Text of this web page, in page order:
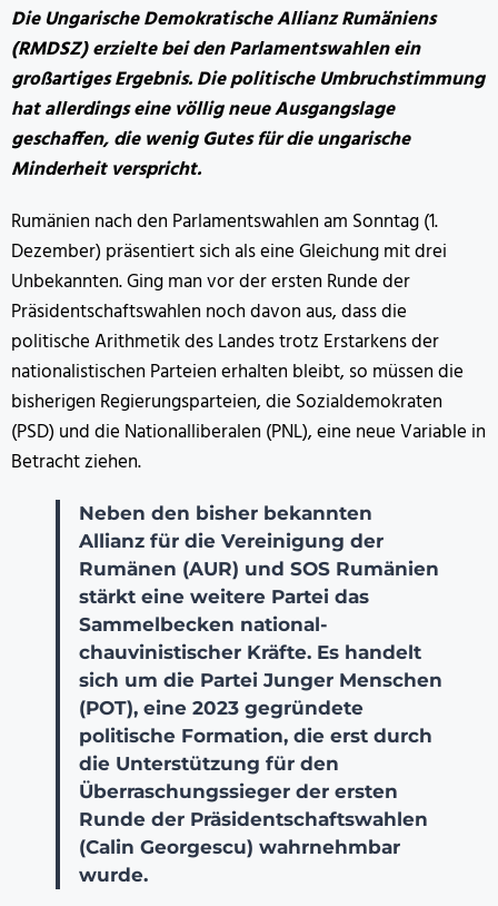
Die Ungarische Demokratische Allianz Rumäniens
(RMDSZ) erzielte bei den Parlamentswahlen ein
großartiges Ergebnis. Die politische Umbruchstimmung
hat allerdings eine völlig neue Ausgangslage
geschaffen, die wenig Gutes für die ungarische
Minderheit verspricht.
Rumänien nach den Parlamentswahlen am Sonntag (1.
Dezember) präsentiert sich als eine Gleichung mit drei
Unbekannten. Ging man vor der ersten Runde der
Präsidentschaftswahlen noch davon aus, dass die
politische Arithmetik des Landes trotz Erstarkens der
nationalistischen Parteien erhalten bleibt, so müssen die
bisherigen Regierungsparteien, die Sozialdemokraten
(PSD) und die Nationalliberalen (PNL), eine neue Variable in
Betracht ziehen.
Neben den bisher bekannten
Allianz für die Vereinigung der
Rumänen (AUR) und SOS Rumänien
stärkt eine weitere Partei das
Sammelbecken national-
chauvinistischer Kräfte. Es handelt
sich um die Partei Junger Menschen
(POT), eine 2023 gegründete
politische Formation, die erst durch
die Unterstützung für den
Überraschungssieger der ersten
Runde der Präsidentschaftswahlen
(Calin Georgescu) wahrnehmbar
wurde.